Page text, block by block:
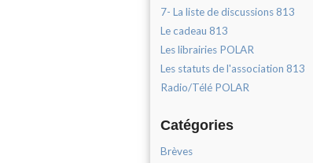
7- La liste de discussions 813
Le cadeau 813
Les librairies POLAR
Les statuts de l'association 813
Radio/Télé POLAR
Catégories
Brèves